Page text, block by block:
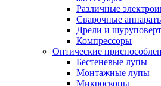
Различные
Сварочные
Дрели и
Компрессоры
Оптические
Бестеневые лупы
Монтажные лупы
Микроскопы